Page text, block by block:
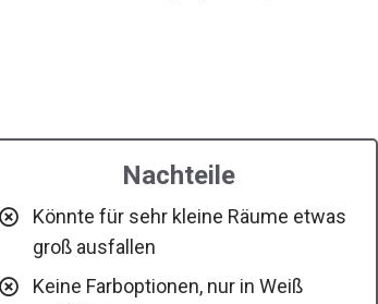
Nachteile
Könnte für sehr kleine Räume etwas
groß ausfallen
Keine Farboptionen, nur in Weiß